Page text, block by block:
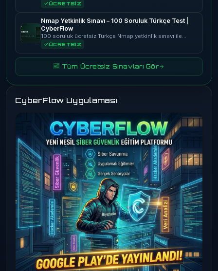
ÜCRETSİZ
Nmap Yetkinlik Sınavı – 100 Soruluk Türkçe Test |
CyberFlow
100 soruluk ücretsiz Türkçe Nmap yetkinlik sınavı ile…
ÜCRETSİZ
🆓 Tüm Ücretsiz Sınavları Gör
CyberFlow Uygulaması